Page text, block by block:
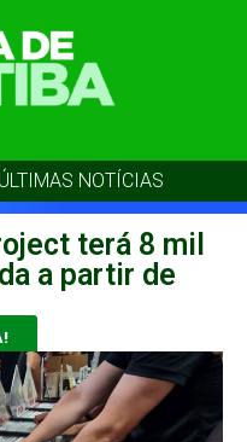
ÚLTIMAS NOTÍCIAS
terá 8 mil
a partir de